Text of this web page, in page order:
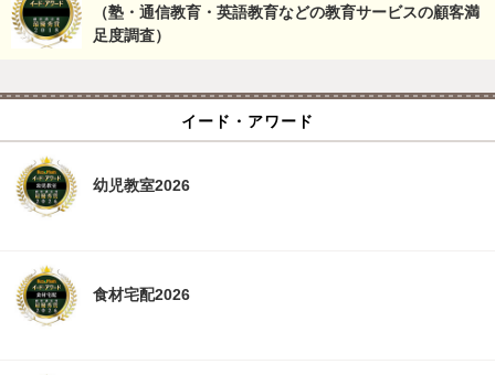
（塾・通信教育・英語教育などの教育サービスの顧客満
足度調査）
イード・アワード
幼児教室2026
食材宅配2026